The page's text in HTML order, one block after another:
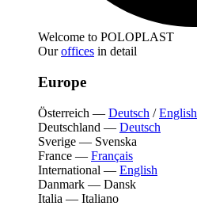
Welcome to POLOPLAST
Ouroffices in detail
Europe
Österreich — Deutsch /English
Deutschland — Deutsch
Sverige — Svenska
France — Français
International — English
Danmark — Dansk
Italia — Italiano